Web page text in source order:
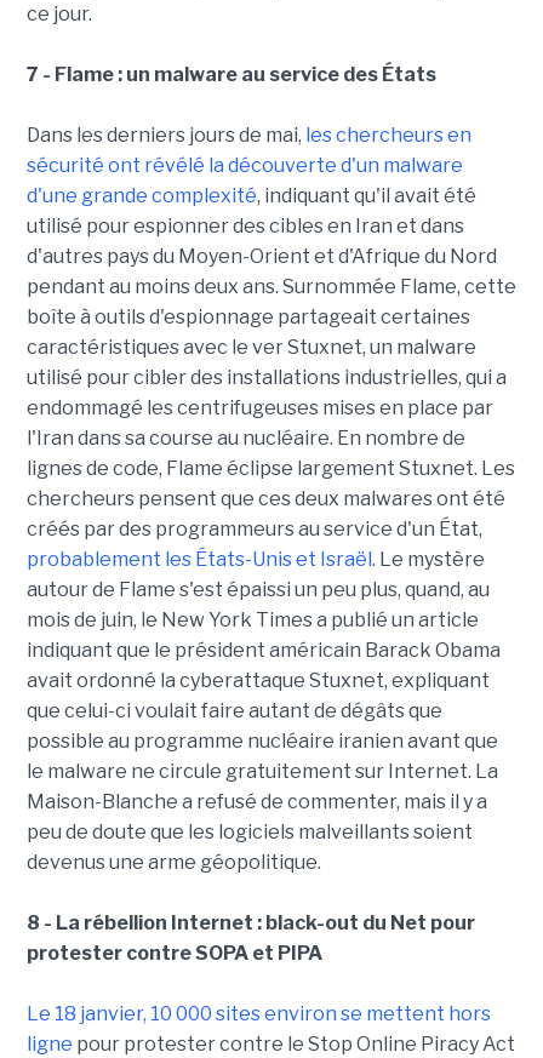
ce jour.
7 - Flame : un malware au service des États
Dans les derniers jours de mai, les chercheurs en
sécurité ont révélé la découverte d'un malware
d'une grande complexité, indiquant qu'il avait été
utilisé pour espionner des cibles en Iran et dans
d'autres pays du Moyen-Orient et d'Afrique du Nord
pendant au moins deux ans. Surnommée Flame, cette
boîte à outils d'espionnage partageait certaines
caractéristiques avec le ver Stuxnet, un malware
utilisé pour cibler des installations industrielles, qui a
endommagé les centrifugeuses mises en place par
l'Iran dans sa course au nucléaire. En nombre de
lignes de code, Flame éclipse largement Stuxnet. Les
chercheurs pensent que ces deux malwares ont été
créés par des programmeurs au service d'un État,
probablement les États-Unis et Israël . Le mystère
autour de Flame s'est épaissi un peu plus, quand, au
mois de juin, le New York Times a publié un article
indiquant que le président américain Barack Obama
avait ordonné la cyberattaque Stuxnet, expliquant
que celui-ci voulait faire autant de dégâts que
possible au programme nucléaire iranien avant que
le malware ne circule gratuitement sur Internet. La
Maison-Blanche a refusé de commenter, mais il y a
peu de doute que les logiciels malveillants soient
devenus une arme géopolitique.
8 - La rébellion Internet : black-out du Net pour
protester contre SOPA et PIPA
Le 18 janvier, 10 000 sites environ se mettent hors
ligne pour protester contre le Stop Online Piracy Act